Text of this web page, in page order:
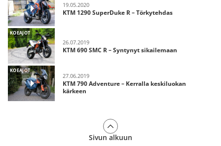
19.05.2020
KTM 1290 SuperDuke R – Törkytehdas
KOEAJOT
26.07.2019
KTM 690 SMC R – Syntynyt sikailemaan
KOEAJOT
27.06.2019
KTM 790 Adventure – Kerralla keskiluokan
kärkeen
Sivun alkuun